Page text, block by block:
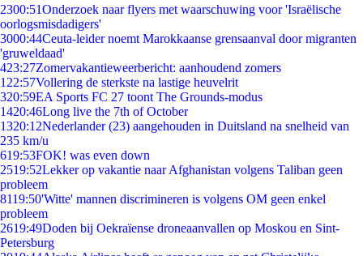
2300:51Onderzoek naar flyers met waarschuwing voor 'Israëlische
oorlogsmisdadigers'
3000:44Ceuta-leider noemt Marokkaanse grensaanval door migranten
'gruweldaad'
423:27Zomervakantieweerbericht: aanhoudend zomers
1 22:57Vollering de sterkste na lastige heuvelrit
320:59EA Sports FC 27 toont The Grounds-modus
1420:46Long live the 7th of October
1320:12Nederlander (23) aangehouden in Duitsland na snelheid van
235 km/u
619:53FOK! was even down
2519:52Lekker op vakantie naar Afghanistan volgens Taliban geen
probleem
8119:50'Witte' mannen discrimineren is volgens OM geen enkel
probleem
2619:49Doden bij Oekraïense droneaanvallen op Moskou en Sint-
Petersburg